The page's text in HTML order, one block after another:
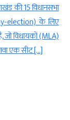
की 15 विधानसभा
election) के लिए
जो विधायकों (MLA)
एक सीट […]